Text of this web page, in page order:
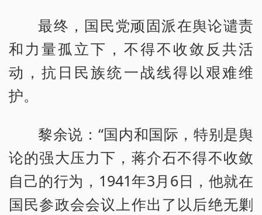
最终，国民党顽固派在舆论谴责
和力量孤立下，不得不收敛反共活
动，抗日民族统一战线得以艰难维
护。
黎余说：“国内和国际，特别是舆
论的强大压力下，蒋介石不得不收敛
自己的行为，1941年3月6日，他就在
国民参政会会议上作出了以后绝无剿